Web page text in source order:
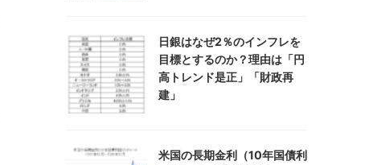
日銀はなぜ2％のインフレを
目標とするのか？理由は「円
高トレンド是正」「財政再
建」
米国の長期金利（10年国債利